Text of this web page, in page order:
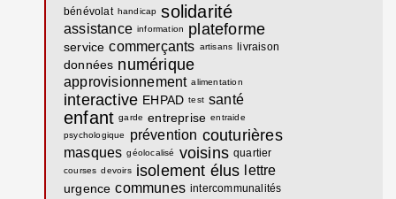
bénévolat handicap solidarité
assistance information plateforme
service commerçants artisans livraison
données numérique
approvisionnement alimentation
interactive EHPAD test santé
enfant garde entreprise entraide
psychologique
prévention couturières
masques géolocalisé voisins quartier
courses devoirs isolement élus lettre
urgence communes intercommunalités